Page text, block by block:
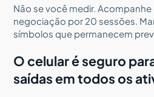
Não se você medir.
negociação por 20 sessões.
símbolos que permanecem
O celular é seguro
saídas em todos os